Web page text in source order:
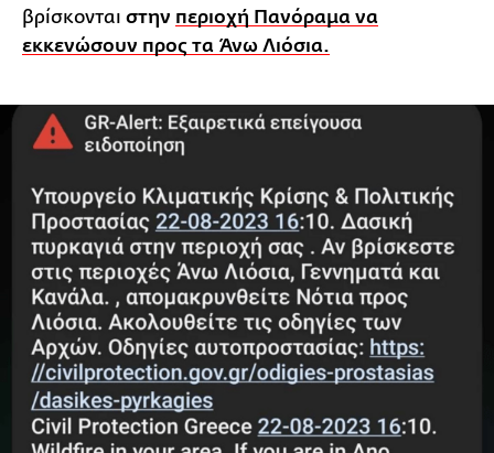
βρίσκονται στην περιοχή Πανόραμα να
εκκενώσουν προς τα Άνω Λιόσια.